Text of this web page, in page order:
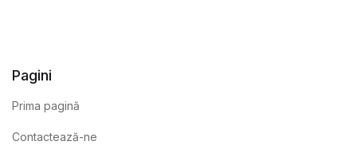
Pagini
Prima pagină
Contactează-ne